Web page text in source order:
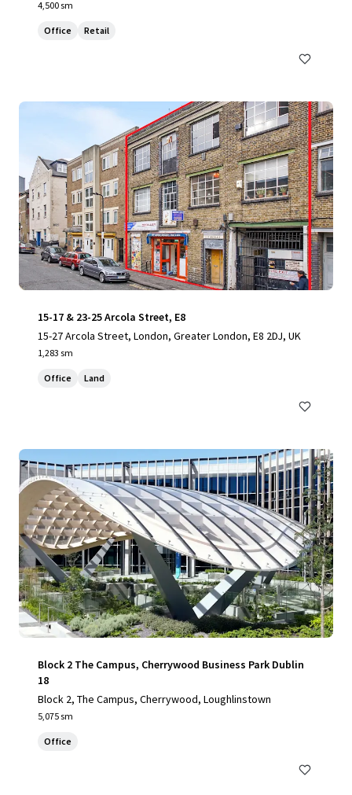
4,500 sm
Office Retail
15-17 & 23-25 Arcola Street, E8
15-27 Arcola Street, London, Greater London, E8 2DJ, UK
1,283 sm
Office Land
Block 2 The Campus, Cherrywood Business Park Dublin
18
Block 2, The Campus, Cherrywood, Loughlinstown
5,075 sm
Office